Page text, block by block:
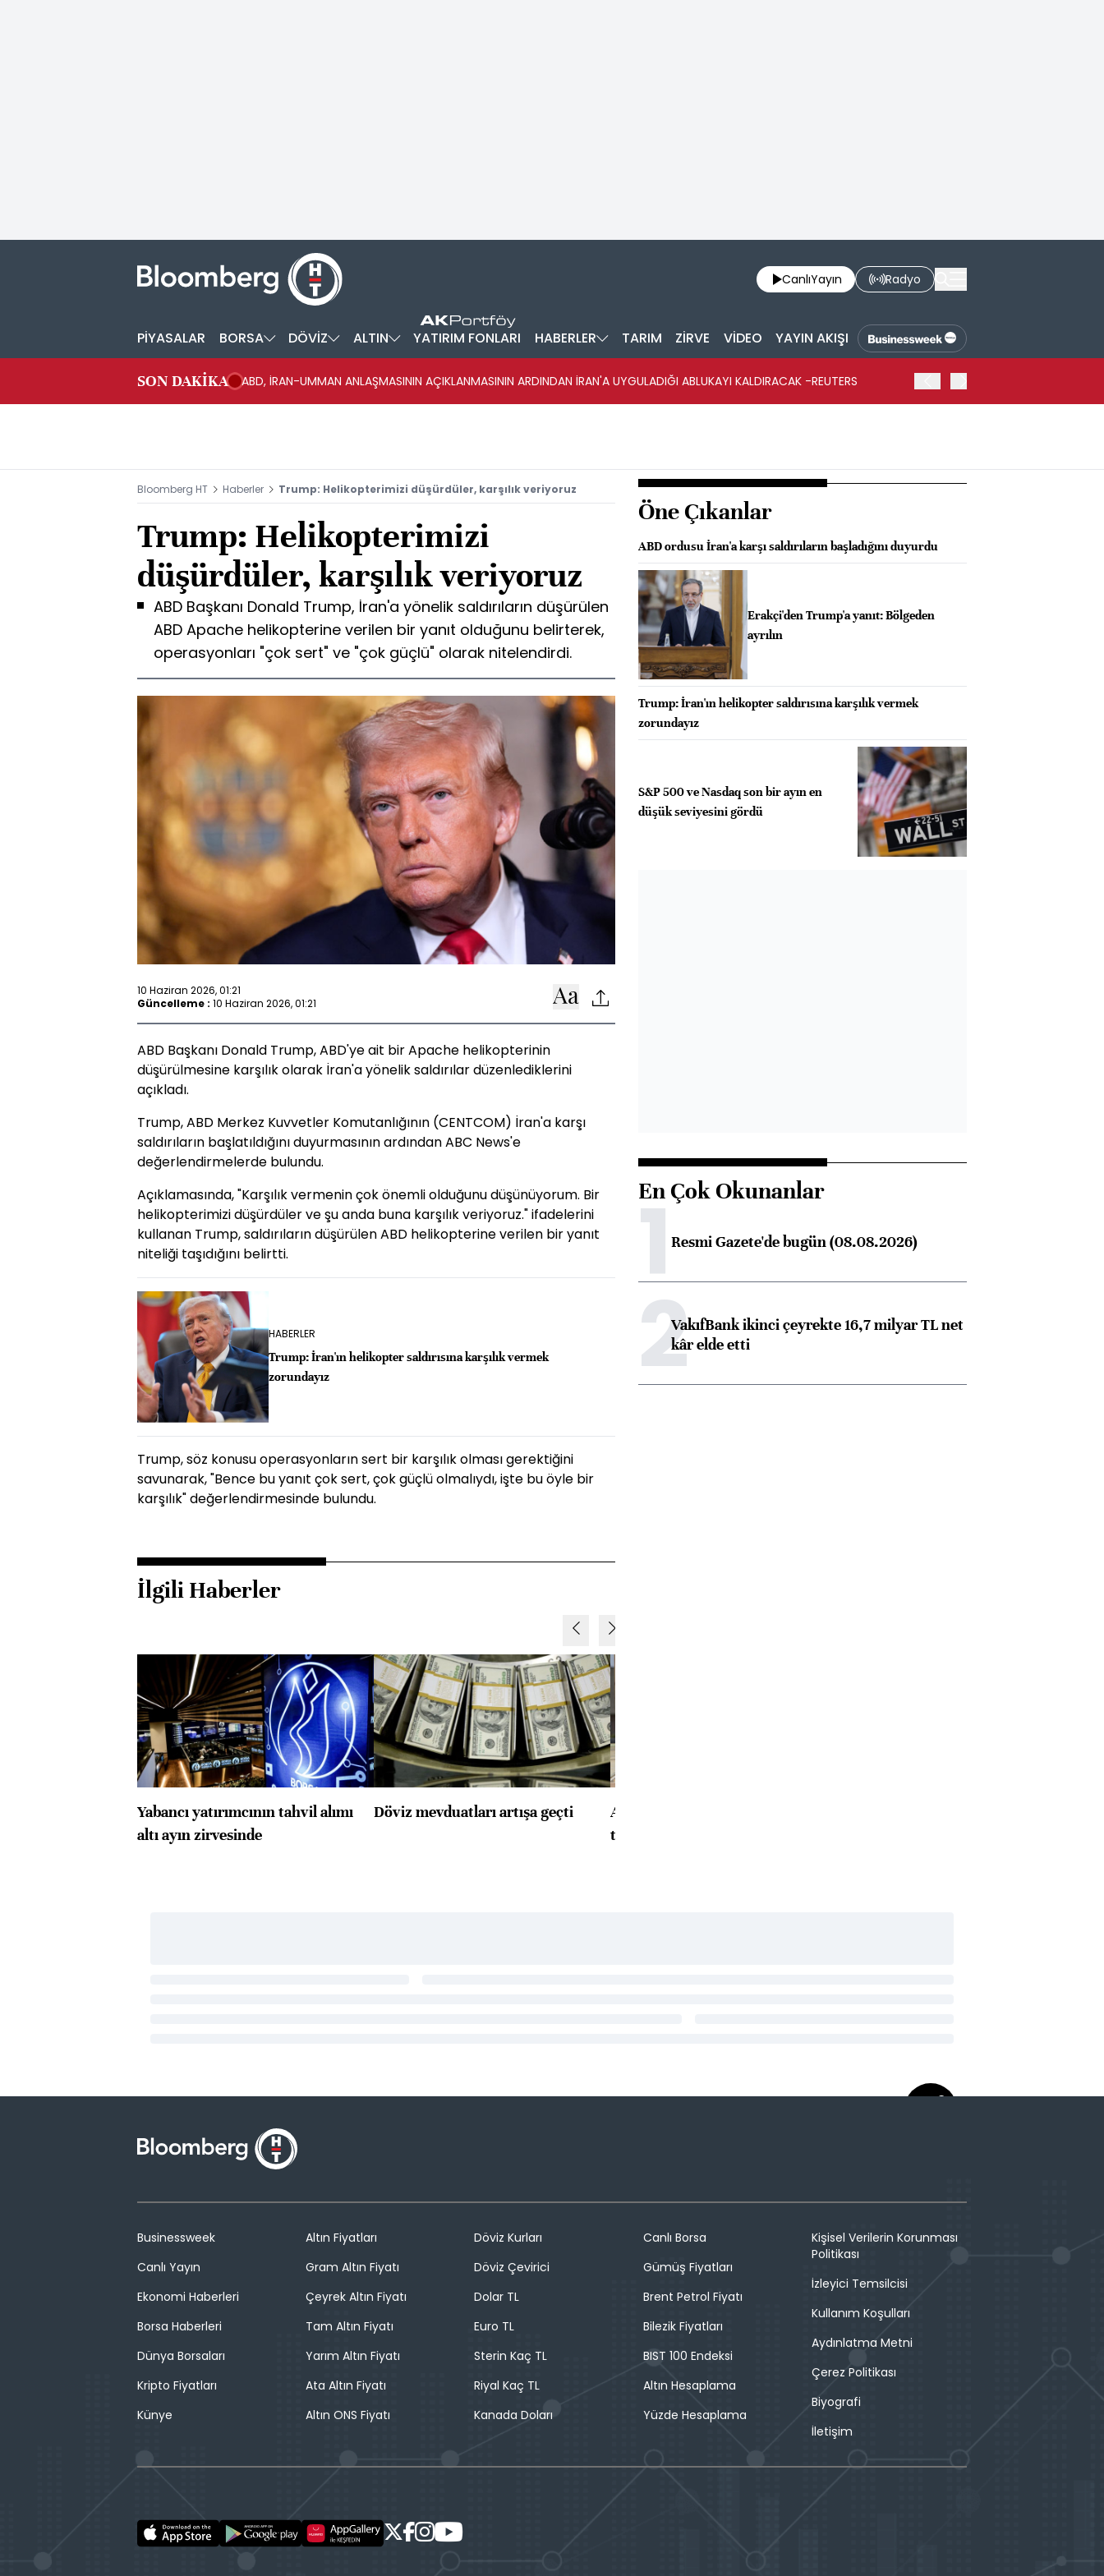
CanlıYayın Radyo
PİYASALAR BORSA DÖVİZ ALTIN YATIRIM FONLARI HABERLER TARIM ZİRVE VİDEO YAYIN AKIŞI
SON DAKİKA ABD, İRAN-UMMAN ANLAŞMASININ AÇIKLANMASININ ARDINDAN İRAN'A UYGULADIĞI ABLUKAYI KALDIRACAK -REUTERS
Bloomberg HT Haberler Trump: Helikopterimizi düşürdüler, karşılık veriyoruz
Trump: Helikopterimizi
düşürdüler, karşılık veriyoruz
ABD Başkanı Donald Trump, İran'a yönelik saldırıların düşürülen
ABD Apache helikopterine verilen bir yanıt olduğunu belirterek,
operasyonları "çok sert" ve "çok güçlü" olarak nitelendirdi.
10 Haziran 2026, 01:21
Güncelleme : 10 Haziran 2026, 01:21
ABD Başkanı Donald Trump, ABD'ye ait bir Apache helikopterinin
düşürülmesine karşılık olarak İran'a yönelik saldırılar düzenlediklerini
açıkladı.
Trump, ABD Merkez Kuvvetler Komutanlığının (CENTCOM) İran'a karşı
saldırıların başlatıldığını duyurmasının ardından ABC News'e
değerlendirmelerde bulundu.
Açıklamasında, "Karşılık vermenin çok önemli olduğunu düşünüyorum. Bir
helikopterimizi düşürdüler ve şu anda buna karşılık veriyoruz." ifadelerini
kullanan Trump, saldırıların düşürülen ABD helikopterine verilen bir yanıt
niteliği taşıdığını belirtti.
HABERLER
Trump: İran'ın helikopter saldırısına karşılık vermek
zorundayız
Trump, söz konusu operasyonların sert bir karşılık olması gerektiğini
savunarak, "Bence bu yanıt çok sert, çok güçlü olmalıydı, işte bu öyle bir
karşılık" değerlendirmesinde bulundu.
İlgili Haberler
Yabancı yatırımcının tahvil alımı
altı ayın zirvesinde
Döviz mevduatları artışa geçti
ABD'de konut başlangıçları
toparlandı
Öne Çıkanlar
ABD ordusu İran'a karşı saldırıların başladığını duyurdu
Erakçi'den Trump'a yanıt: Bölgeden
ayrılın
Trump: İran'ın helikopter saldırısına karşılık vermek
zorundayız
S&P 500 ve Nasdaq son bir ayın en
düşük seviyesini gördü
En Çok Okunanlar
1Resmi Gazete'de bugün (08.08.2026)
2VakıfBank ikinci çeyrekte 16,7 milyar TL net
kâr elde etti
Businessweek
Canlı Yayın
Ekonomi Haberleri
Borsa Haberleri
Dünya Borsaları
Kripto Fiyatları
Künye
Altın Fiyatları
Gram Altın Fiyatı
Çeyrek Altın Fiyatı
Tam Altın Fiyatı
Yarım Altın Fiyatı
Ata Altın Fiyatı
Altın ONS Fiyatı
Döviz Kurları
Döviz Çevirici
Dolar TL
Euro TL
Sterin Kaç TL
Riyal Kaç TL
Kanada Doları
Canlı Borsa
Gümüş Fiyatları
Brent Petrol Fiyatı
Bilezik Fiyatları
BIST 100 Endeksi
Altın Hesaplama
Yüzde Hesaplama
Kişisel Verilerin Korunması
Politikası
İzleyici Temsilcisi
Kullanım Koşulları
Aydınlatma Metni
Çerez Politikası
Biyografi
İletişim